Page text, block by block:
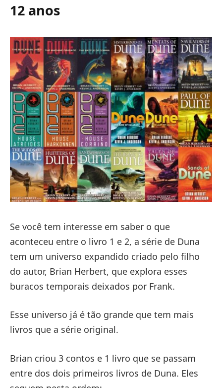
12 anos
Se você tem interesse em saber o que
aconteceu entre o livro 1 e 2, a série de Duna
tem um universo expandido criado pelo filho
do autor, Brian Herbert, que explora esses
buracos temporais deixados por Frank.
Esse universo já é tão grande que tem mais
livros que a série original.
Brian criou 3 contos e 1 livro que se passam
entre dos dois primeiros livros de Duna. Eles